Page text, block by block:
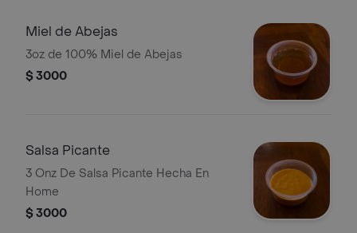
Miel de Abejas
3oz de 100% Miel de Abejas
$ 3000
Salsa Picante
3 Onz De Salsa Picante Hecha En
Home
$ 3000